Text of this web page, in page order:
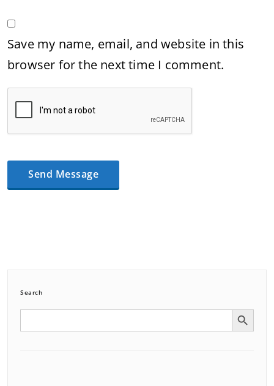
Save my name, email, and website in this
browser for the next time I comment.
Search
Search Search Button